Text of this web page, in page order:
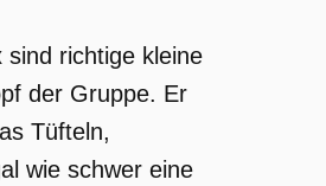
richtige kleine
der Gruppe. Er
Tüfteln,
wie schwer eine